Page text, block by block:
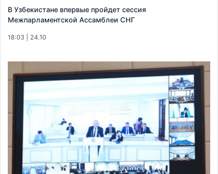
В Узбекистане впервые пройдет сессия
Межпарламентской Ассамблеи СНГ
18:03 | 24.10